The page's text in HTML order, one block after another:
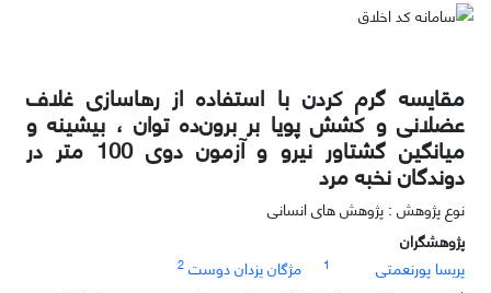
مقایسه گرم کردن با استفاده از رهاسازی غلاف
عضلانی و کشش پویا بر برون‌ده توان ، بیشینه و
میانگین گشتاور نیرو و آزمون دوی 100 متر در
دوندگان نخبه مرد
نوع پژوهش : پژوهش های انسانی
پژوهشگران
پریسا پورنعمتی
1 مژگان یزدان دوست 2